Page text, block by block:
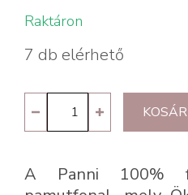
Raktáron
7 db elérhető
104
neon
A Panni 100%